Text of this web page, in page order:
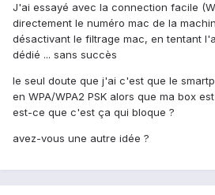
J'ai essayé avec la connection facile
directement le numéro mac de la
désactivant le filtrage mac, en tentant
dédié ... sans succès
le seul doute que j'ai c'est que le
en WPA/WPA2 PSK alors que ma box
est-ce que c'est ça qui bloque ?
avez-vous une autre idée ?